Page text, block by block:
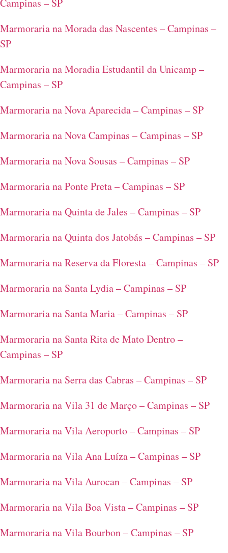
Campinas – SP
Marmoraria na Morada das Nascentes – Campinas –
SP
Marmoraria na Moradia Estudantil da Unicamp –
Campinas – SP
Marmoraria na Nova Aparecida – Campinas – SP
Marmoraria na Nova Campinas – Campinas – SP
Marmoraria na Nova Sousas – Campinas – SP
Marmoraria na Ponte Preta – Campinas – SP
Marmoraria na Quinta de Jales – Campinas – SP
Marmoraria na Quinta dos Jatobás – Campinas – SP
Marmoraria na Reserva da Floresta – Campinas – SP
Marmoraria na Santa Lydia – Campinas – SP
Marmoraria na Santa Maria – Campinas – SP
Marmoraria na Santa Rita de Mato Dentro –
Campinas – SP
Marmoraria na Serra das Cabras – Campinas – SP
Marmoraria na Vila 31 de Março – Campinas – SP
Marmoraria na Vila Aeroporto – Campinas – SP
Marmoraria na Vila Ana Luíza – Campinas – SP
Marmoraria na Vila Aurocan – Campinas – SP
Marmoraria na Vila Boa Vista – Campinas – SP
Marmoraria na Vila Bourbon – Campinas – SP